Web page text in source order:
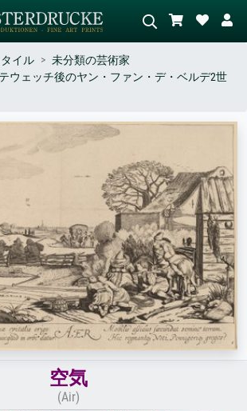
。
緑の草原、赤の多い抽象画、暗い
ド。
イル
未分類の芸術家
ウェッチ後のヤン・ファン・デ・ベルデ2世
空気
(Air)